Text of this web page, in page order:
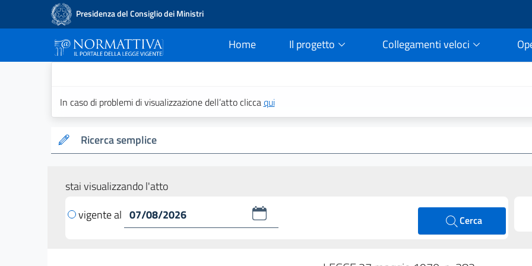
Presidenza del Consiglio dei Ministri
Home
current Il progetto Collegamenti veloci
In caso di problemi di visualizzazione dell’atto cliccaqui
Ricerca semplice
stai visualizzando l'atto
vigente al
Cerca